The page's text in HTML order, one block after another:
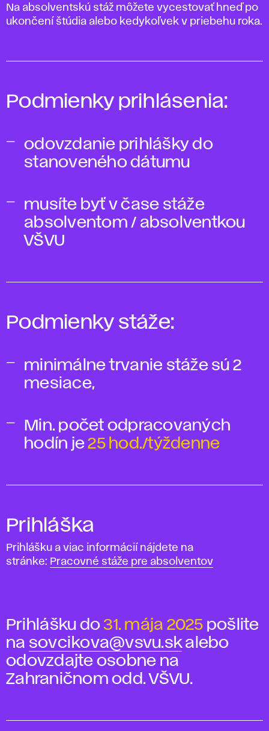
Na absolventskú stáž môžete vycestovať hneď po
ukončení štúdia alebo kedykoľvek v priebehu roka.
Podmienky prihlásenia:
odovzdanie prihlášky do
stanoveného dátumu
musíte byť v čase stáže
absolventom / absolventkou
VŠVU
Podmienky stáže:
minimálne trvanie stáže sú 2
mesiace,
Min. počet odpracovaných
hodín je25 hod./týždenne
Prihláška
Prihlášku a viac informácií nájdete na
stránke: Pracovné stáže pre absolventov
Prihlášku do31. mája 2025 pošlite
na sovcikova@vsvu.skalebo
odovzdajte osobne na
Zahraničnom odd. VŠVU.